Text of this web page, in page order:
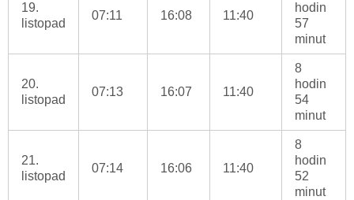
19.
listopad
07:11 16:08 11:40
hodin
57
minut
20.
listopad
07:13 16:07 11:40
8
hodin
54
minut
21.
listopad
07:14 16:06 11:40
8
hodin
52
minut